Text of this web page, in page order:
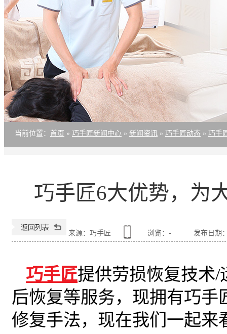
当前位置 ： 首页 » 巧手匠新闻中心 » 新闻资讯 » 巧手匠动态 » 巧手
巧手匠6大优势，为
来源：巧手匠 浏览： - 发布日期
巧手匠提供劳损恢复技术/
后恢复等服务，现拥有巧手
修复手法，现在我们一起来